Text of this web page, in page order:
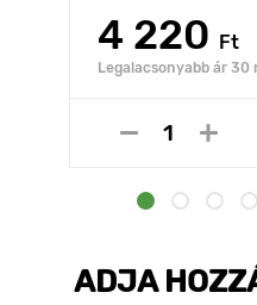
4 220 Ft
Legalacsonyabb ár
ADJA